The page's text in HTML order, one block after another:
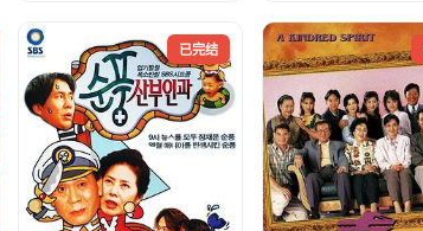
已完结